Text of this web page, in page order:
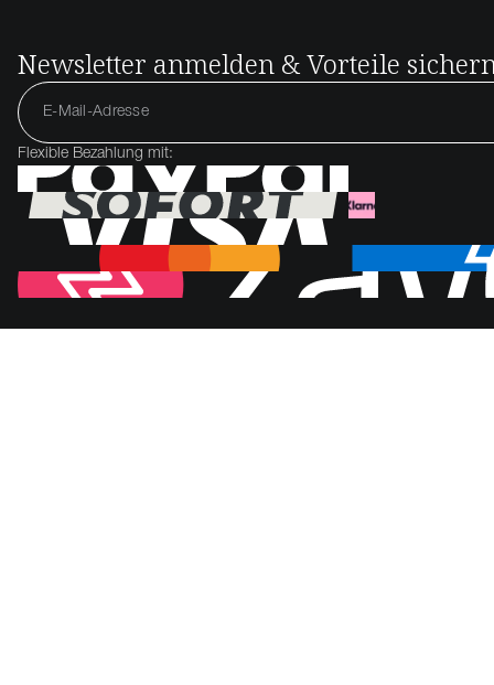
Newsletter anmelden & Vorteile
Flexible Bezahlung mit: